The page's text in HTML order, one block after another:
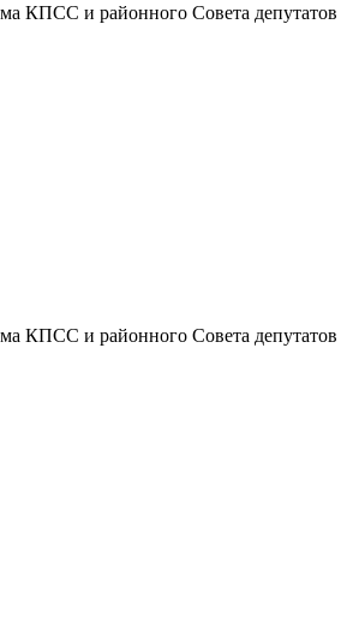
КПСС и районного Совета депутатов
КПСС и районного Совета депутатов